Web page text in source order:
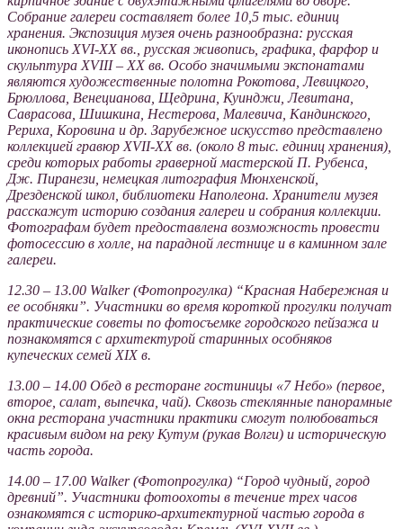
Собрание галереи составляет более 10,5 тыс. единиц
хранения. Экспозиция музея очень разнообразна: русская
иконопись XVI-XX вв., русская живопись, графика, фарфор и
скульптура XVIII – XX вв. Особо значимыми экспонатами
являются художественные полотна Рокотова, Левицкого,
Брюллова, Венецианова, Щедрина, Куинджи, Левитана,
Саврасова, Шишкина, Нестерова, Малевича, Кандинского,
Рериха, Коровина и др. Зарубежное искусство представлено
коллекцией гравюр XVII-XX вв. (около 8 тыс. единиц хранения),
среди которых работы граверной мастерской П. Рубенса,
Дж. Пиранези, немецкая литография Мюнхенской,
Дрезденской школ, библиотеки Наполеона. Хранители музея
расскажут историю создания галереи и собрания коллекции.
Фотографам будет предоставлена возможность провести
фотосессию в холле, на парадной лестнице и в каминном зале
галереи.
12.30 – 13.00 Walker (Фотопрогулка) “Красная Набережная и
ее особняки”. Участники во время короткой прогулки получат
практические советы по фотосъемке городского пейзажа и
познакомятся с архитектурой старинных особняков
купеческих семей XIX в.
13.00 – 14.00 Обед в ресторане гостиницы «7 Небо» (первое,
второе, салат, выпечка, чай). Сквозь стеклянные панорамные
окна ресторана участники практики смогут полюбоваться
красивым видом на реку Кутум (рукав Волги) и историческую
часть города.
14.00 – 17.00 Walker (Фотопрогулка) “Город чудный, город
древний”. Участники фотоохоты в течение трех часов
ознакомятся с историко-архитектурной частью города в